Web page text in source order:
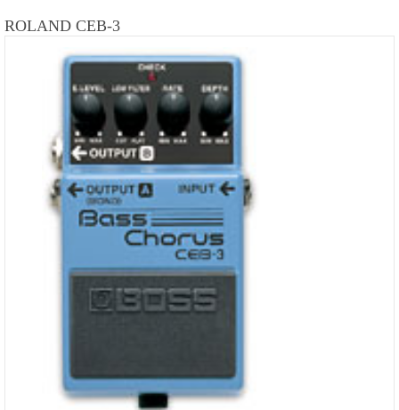
ROLAND CEB-3